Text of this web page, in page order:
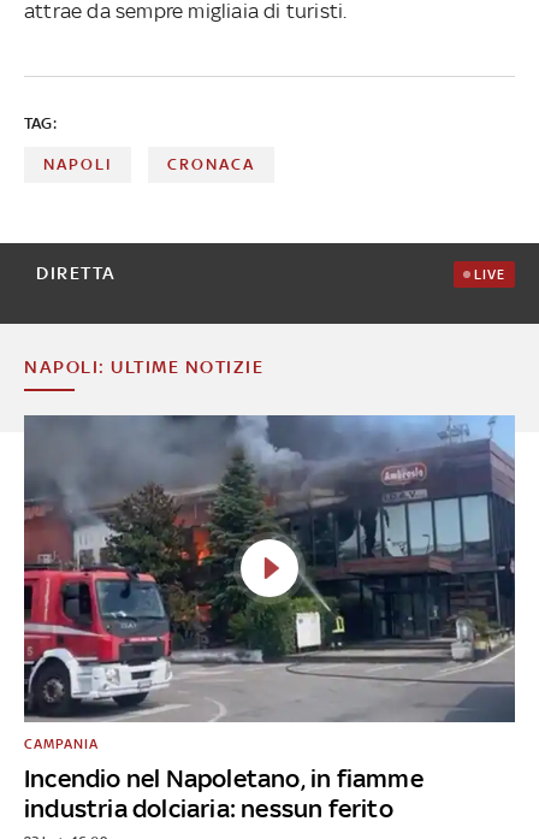
attrae da sempre migliaia di turisti.
TAG:
NAPOLI CRONACA
DIRETTA LIVE
NAPOLI: ULTIME NOTIZIE
Incendio nel Napoletano, in fiamme
industria dolciaria: nessun ferito
CAMPANIA